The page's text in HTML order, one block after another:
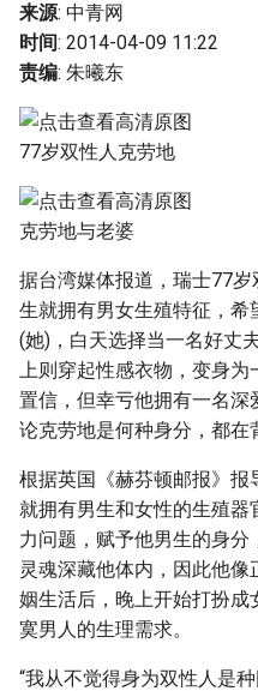
l
i
i
n
g
s
e
a
r
c
h
来源: 中青网
时间: 2014-04-09 11:22
责编: 朱曦东
77岁双性人克劳地
克劳地与老婆
据台湾媒体报道，瑞士77
生就拥有男女生殖特征，
(她)，白天选择当一名好丈
上则穿起性感衣物，变身
置信，但幸亏他拥有一名深
论克劳地是何种身分，都在
根据英国《赫芬顿邮报》报
就拥有男生和女性的生殖
力问题，赋予他男生的身
灵魂深藏他体内，因此他
姻生活后，晚上开始打扮
寞男人的生理需求。
“我从不觉得身为双性人是